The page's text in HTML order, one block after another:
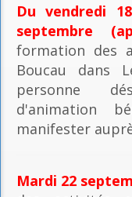
Du vendredi
septembre
formation des
Boucau dans
personne
d'animation
manifester
Mardi 22